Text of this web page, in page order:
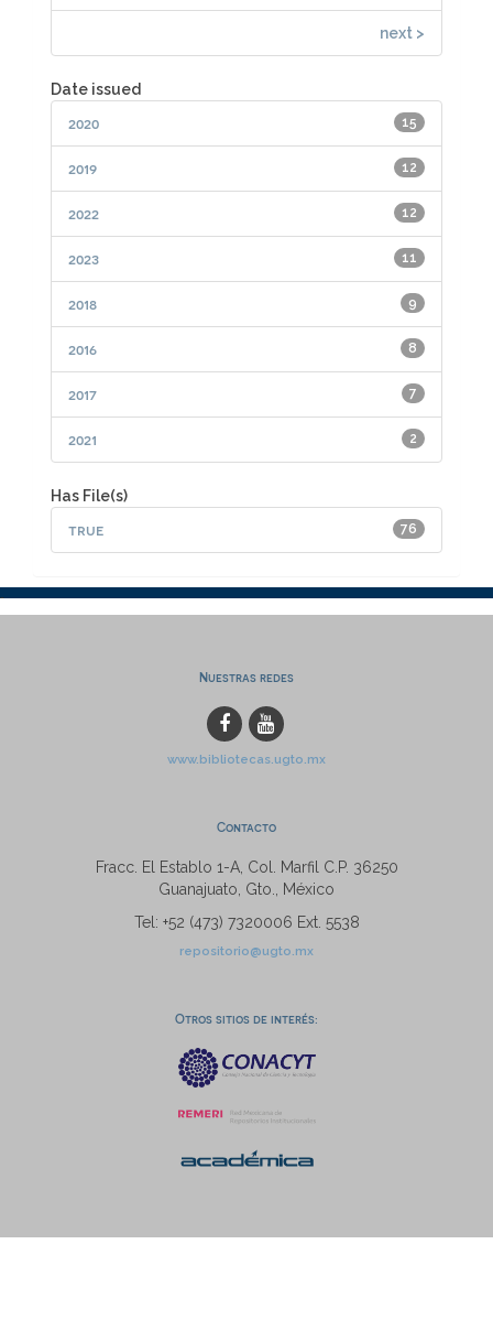
next >
Date issued
15
2020
12
2019
12
2022
11
2023
9
2018
8
2016
7
2017
2
2021
Has File(s)
76
true
Nuestras redes
www.bibliotecas.ugto.mx
Contacto
Fracc. El Establo 1-A, Col. Marfil C.P. 36250
Guanajuato, Gto., México
Tel: +52 (473) 7320006 Ext. 5538
repositorio@ugto.mx
Otros sitios de interés: